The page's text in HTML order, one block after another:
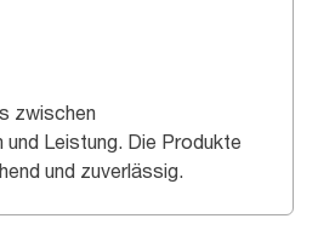
zwischen
Leistung. Die Produkte
und zuverlässig.